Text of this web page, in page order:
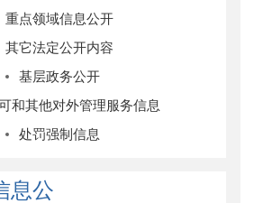
重点领域信息公开
其它法定公开内容
基层政务公开
和其他对外管理服务信息
处罚强制信息
息公